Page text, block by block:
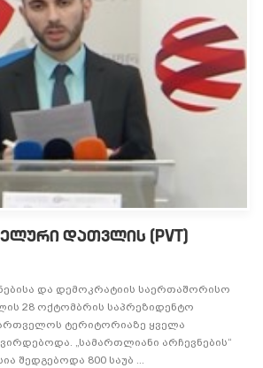
დათვლის (PVT)
და დემოკრატიის საერთაშორისო
28 ოქტომბრის საპრეზიდენტო
ტერიტორიაზე ყველა
„სამართლიანი არჩევნების“
შედგებოდა 800 საუბ ...